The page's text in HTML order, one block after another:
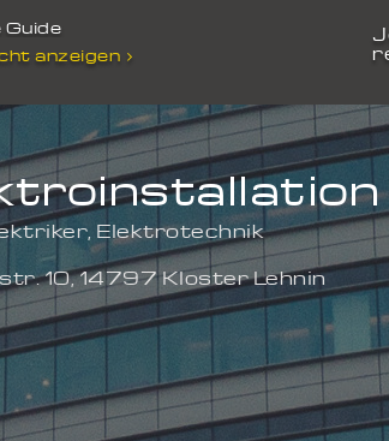
Guide
anzeigen
Elektrotechnik
10,14797Kloster Lehnin